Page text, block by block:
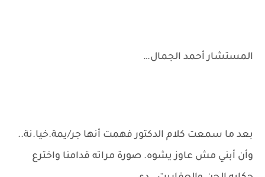
المستشار أحمد الجمال…
بعد ما سمعت كلام الدكتور فهمت أنها جر/يمة.خيا.نة..
وأن أبني مش عاوز يشوه. صورة مراته قدامنا واخترع